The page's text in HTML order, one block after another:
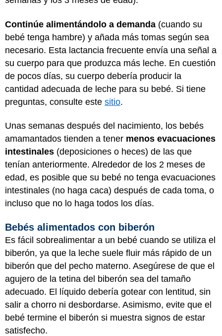
Continúe alimentándolo a demanda (cuando su
bebé tenga hambre) y añada más tomas según sea
necesario. Esta lactancia frecuente envía una señal a
su cuerpo para que produzca más leche. En cuestión
de pocos días, su cuerpo debería producir la
cantidad adecuada de leche para su bebé. Si tiene
preguntas, consulte este sitio.
Unas semanas después del nacimiento, los bebés
amamantados tienden a tener menos evacuaciones
intestinales (deposiciones o heces) de las que
tenían anteriormente. Alrededor de los 2 meses de
edad, es posible que su bebé no tenga evacuaciones
intestinales (no haga caca) después de cada toma, o
incluso que no lo haga todos los días.
Bebés alimentados con biberón
Es fácil sobrealimentar a un bebé cuando se utiliza el
biberón, ya que la leche suele fluir más rápido de un
biberón que del pecho materno. Asegúrese de que el
agujero de la tetina del biberón sea del tamaño
adecuado. El líquido debería gotear con lentitud, sin
salir a chorro ni desbordarse. Asimismo, evite que el
bebé termine el biberón si muestra signos de estar
satisfecho.